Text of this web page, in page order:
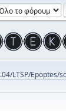
LTSP/Epoptes/